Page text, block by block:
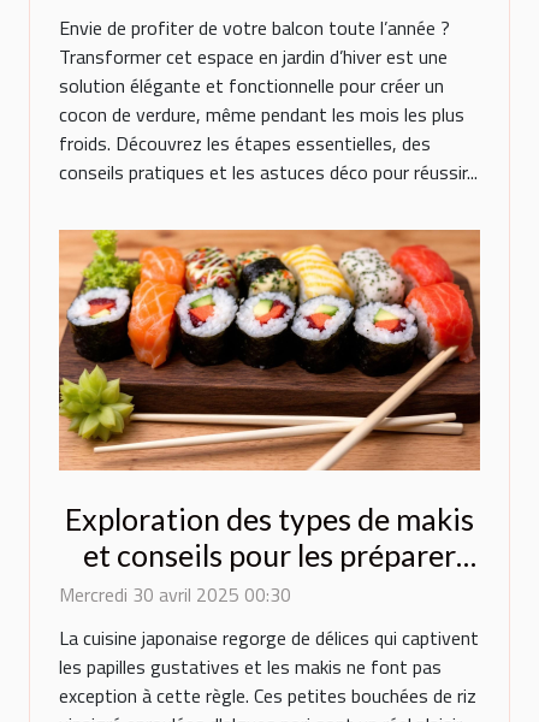
Envie de profiter de votre balcon toute l’année ?
Transformer cet espace en jardin d’hiver est une
solution élégante et fonctionnelle pour créer un
cocon de verdure, même pendant les mois les plus
froids. Découvrez les étapes essentielles, des
conseils pratiques et les astuces déco pour réussir...
Exploration des types de makis
et conseils pour les préparer
chez soi
Mercredi 30 avril 2025 00:30
La cuisine japonaise regorge de délices qui captivent
les papilles gustatives et les makis ne font pas
exception à cette règle. Ces petites bouchées de riz